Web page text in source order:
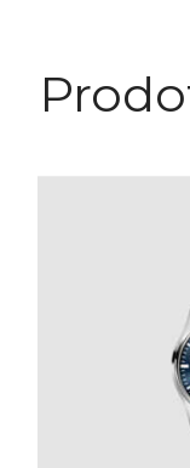
PILOT’S
LE